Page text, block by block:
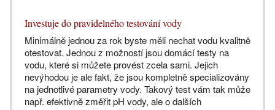
Investuje do pravidelného testování vody
Minimálně jednou za rok byste měli nechat vodu kvalitně
otestovat. Jednou z možností jsou domácí testy na
vodu, které si můžete provést zcela sami. Jejich
nevýhodou je ale fakt, že jsou kompletně specializovány
na jednotlivé parametry vody. Takový test vám tak může
např. efektivně změřit pH vody, ale o dalších